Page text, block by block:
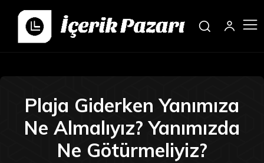
Plaja Giderken Yanımıza
Ne Almalıyız? Yanımızda
Ne Götürmeliyiz?